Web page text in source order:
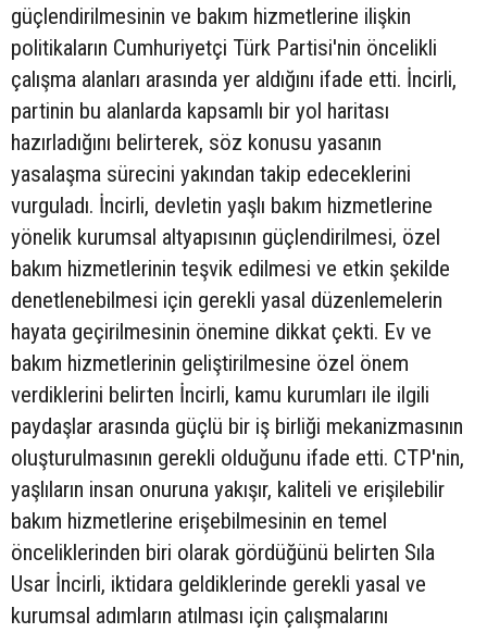
güçlendirilmesinin ve bakım hizmetlerine ilişkin
politikaların Cumhuriyetçi Türk Partisi'nin öncelikli
çalışma alanları arasında yer aldığını ifade etti. İncirli,
partinin bu alanlarda kapsamlı bir yol haritası
hazırladığını belirterek, söz konusu yasanın
yasalaşma sürecini yakından takip edeceklerini
vurguladı. İncirli, devletin yaşlı bakım hizmetlerine
yönelik kurumsal altyapısının güçlendirilmesi, özel
bakım hizmetlerinin teşvik edilmesi ve etkin şekilde
denetlenebilmesi için gerekli yasal düzenlemelerin
hayata geçirilmesinin önemine dikkat çekti. Ev ve
bakım hizmetlerinin geliştirilmesine özel önem
verdiklerini belirten İncirli, kamu kurumları ile ilgili
paydaşlar arasında güçlü bir iş birliği mekanizmasının
oluşturulmasının gerekli olduğunu ifade etti. CTP'nin,
yaşlıların insan onuruna yakışır, kaliteli ve erişilebilir
bakım hizmetlerine erişebilmesinin en temel
önceliklerinden biri olarak gördüğünü belirten Sıla
Usar İncirli, iktidara geldiklerinde gerekli yasal ve
kurumsal adımların atılması için çalışmalarını